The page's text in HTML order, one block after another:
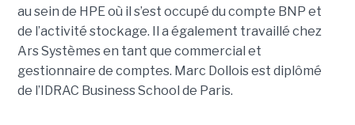
au sein de HPE où il s’est occupé du compte BNP et
de l’activité stockage. Il a également travaillé chez
Ars Systèmes en tant que commercial et
gestionnaire de comptes. Marc Dollois est diplômé
de l’IDRAC Business School de Paris.